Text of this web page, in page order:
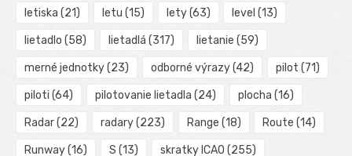
letiska (21) letu (15) lety(63) level (13)
lietadlo (58) lietadlá (317) lietanie (59)
merné jednotky(23) odborné výrazy(42) pilot (71)
piloti (64) pilotovanie lietadla (24) plocha (16)
Radar(22) radary(223) Range (18) Route (14)
Runway(16) S (13) skratky ICAO (255)